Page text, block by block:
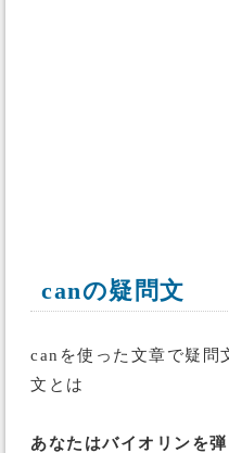
canの疑問文
canを使った文章で疑問
文とは
あなたはバイオリンを